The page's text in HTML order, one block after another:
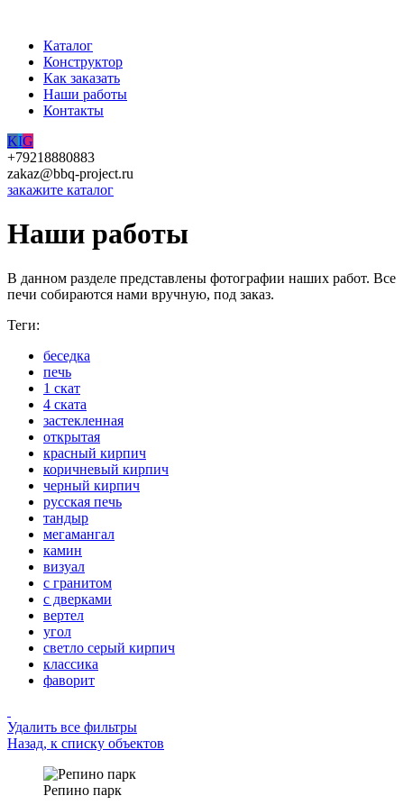
Каталог
Конструктор
Как заказать
Наши работы
Контакты
KIG
+79218880883
zakaz@bbq-project.ru
закажите каталог
Наши работы
В данном разделе представлены фотографии наших работ. Все
печи собираются нами вручную, под заказ.
Теги:
беседка
печь
1 скат
4 ската
застекленная
открытая
красный кирпич
коричневый кирпич
черный кирпич
русская печь
тандыр
мегамангал
камин
визуал
с гранитом
с дверками
вертел
угол
светло серый кирпич
классика
фаворит
Удалить все фильтры
Назад, к списку объектов
Репино парк